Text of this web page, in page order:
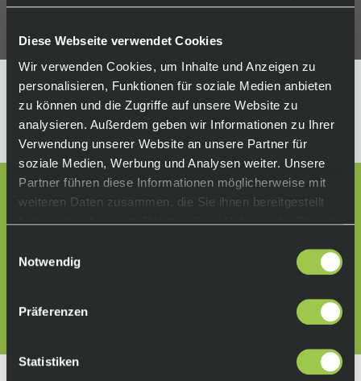
Diese Webseite verwendet Cookies
Wir verwenden Cookies, um Inhalte und Anzeigen zu
personalisieren, Funktionen für soziale Medien anbieten
zu können und die Zugriffe auf unsere Website zu
analysieren. Außerdem geben wir Informationen zu Ihrer
Verwendung unserer Website an unsere Partner für
soziale Medien, Werbung und Analysen weiter. Unsere
Partner führen diese Informationen möglicherweise mit
weiteren Daten zusammen, die Sie ihnen bereitgestellt
haben oder die sie im Rahmen Ihrer Nutzung der Dienste
Notwendig
Präferenzen
Statistiken
Wir können keine Produkte entsprechend
dieser Auswahl finden
Lass dich beraten:
+49 511 67998300